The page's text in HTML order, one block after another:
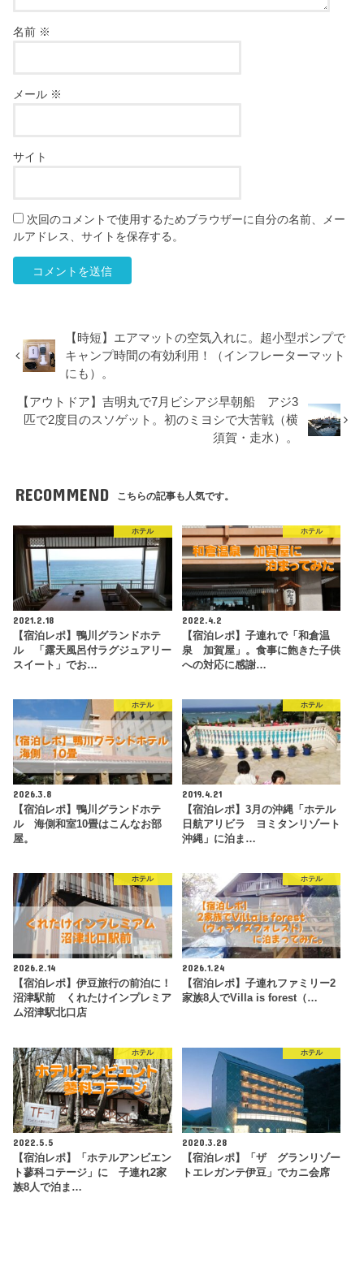
名前 ※
メール ※
サイト
次回のコメントで使用するためブラウザーに自分の名前、メー
ルアドレス、サイトを保存する。
【時短】エアマットの空気入れに。超小型ポンプで
キャンプ時間の有効利用！（インフレーターマット
にも）。
【アウトドア】吉明丸で7月ビシアジ早朝船 アジ3
匹で2度目のスソゲット。初のミヨシで大苦戦（横
須賀・走水）。
RECOMMEND こちらの記事も人気です。
ホテル
2021.2.18
【宿泊レポ】鴨川グランドホテ
ル 「露天風呂付ラグジュアリー
スイート」でお…
ホテル
2022.4.2
【宿泊レポ】子連れで「和倉温
泉 加賀屋」。食事に飽きた子供
への対応に感謝…
ホテル
2026.3.8
【宿泊レポ】鴨川グランドホテ
ル 海側和室10畳はこんなお部
屋。
ホテル
2019.4.21
【宿泊レポ】3月の沖縄「ホテル
日航アリビラ ヨミタンリゾート
沖縄」に泊ま…
ホテル
2026.2.14
【宿泊レポ】伊豆旅行の前泊に！
沼津駅前 くれたけインプレミア
ム沼津駅北口店
ホテル
2026.1.24
【宿泊レポ】子連れファミリー2
家族8人でVilla is forest（…
ホテル
2022.5.5
【宿泊レポ】「ホテルアンビエン
ト蓼科コテージ」に 子連れ2家
族8人で泊ま…
ホテル
2020.3.28
【宿泊レポ】「ザ グランリゾー
トエレガンテ伊豆」でカニ会席